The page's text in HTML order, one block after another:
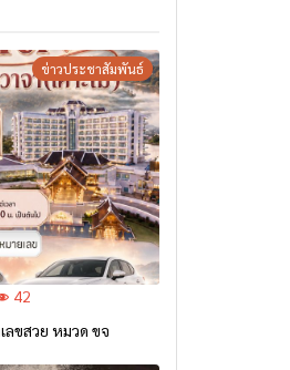
ข่าวประชาสัมพันธ์
42
ขสวย หมวด ขจ